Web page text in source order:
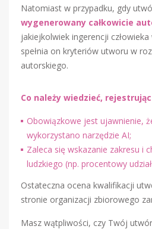
Natomiast w przypadku, gdy
wygenerowany całkowicie
jakiejkolwiek ingerencji
spełnia on kryteriów utworu w
autorskiego.
Co należy wiedzieć,
Obowiązkowe jest ujawnienie,
wykorzystano narzędzie AI;
Zaleca się wskazanie zakresu i
ludzkiego (np. procentowy
Ostateczna ocena kwalifikacji
stronie organizacji zbiorowego
Masz wątpliwości, czy Twój